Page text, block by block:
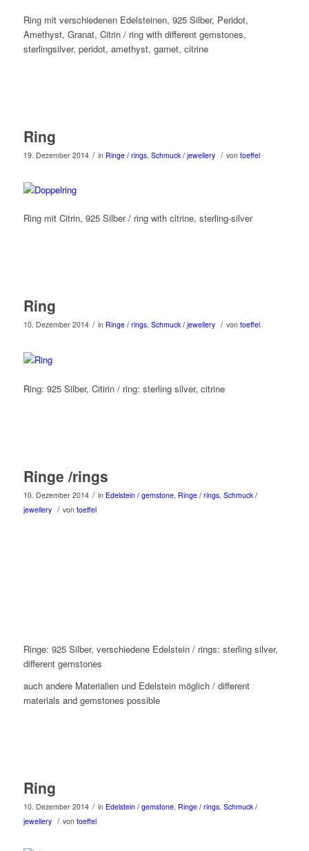
Ring mit verschiedenen Edelsteinen, 925 Silber, Peridot,
Amethyst, Granat, Citrin / ring with different gemstones,
sterlingsilver, peridot, amethyst, garnet, citrine
Ring
19. Dezember 2014 / in Ringe / rings, Schmuck / jewellery / von toeffel
Ring mit Citrin, 925 Silber / ring with citrine, sterling-silver
Ring
10. Dezember 2014 / in Ringe / rings, Schmuck / jewellery / von toeffel
Ring: 925 Silber, Citirin / ring: sterling silver, citrine
Ringe /rings
10. Dezember 2014 / in Edelstein / gemstone, Ringe / rings, Schmuck /
jewellery / von toeffel
Ringe: 925 Silber, verschiedene Edelstein / rings: sterling silver,
different gemstones
auch andere Materialien und Edelstein möglich / different
materials and gemstones possible
Ring
10. Dezember 2014 / in Edelstein / gemstone, Ringe / rings, Schmuck /
jewellery / von toeffel